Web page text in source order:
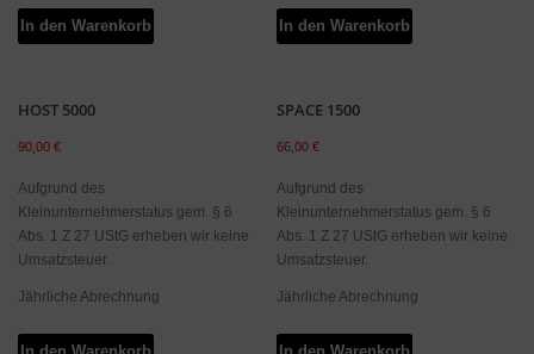
In den Warenkorb In den Warenkorb
HOST 5000
90,00 €
Aufgrund des
Kleinunternehmerstatus gem. § 6
Abs. 1 Z 27 UStG erheben wir keine
Umsatzsteuer.
Jährliche Abrechnung
SPACE 1500
66,00€
Aufgrund des
Kleinunternehmerstatus gem. § 6
Abs. 1 Z 27 UStG erheben wir keine
Umsatzsteuer.
Jährliche Abrechnung